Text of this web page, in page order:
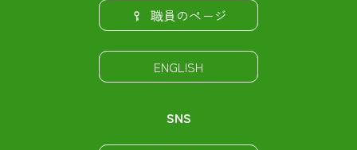
職員のページ
ENGLISH
SNS